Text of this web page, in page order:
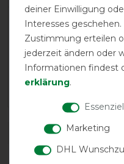
12.03.2026
Gute Passform Den
ich nicht so schön.
Klettverschluss rechts
DETAILS ZUR
deiner Einwilligung
Interesses
Zustimmung erteilen
jederzeit ändern oder
Informationen findest
erklärung.
Marketing
DHL